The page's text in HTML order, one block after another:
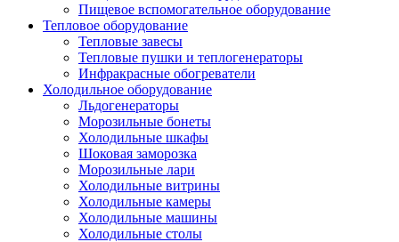
Пищевое вспомогательное оборудование
Тепловое оборудование
Тепловые завесы
Тепловые пушки и теплогенераторы
Инфракрасные обогреватели
Холодильное оборудование
Льдогенераторы
Морозильные бонеты
Холодильные шкафы
Шоковая заморозка
Морозильные лари
Холодильные витрины
Холодильные камеры
Холодильные машины
Холодильные столы